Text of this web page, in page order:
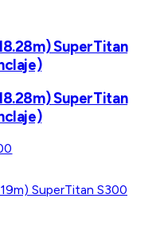
SuperTitan
SuperTitan